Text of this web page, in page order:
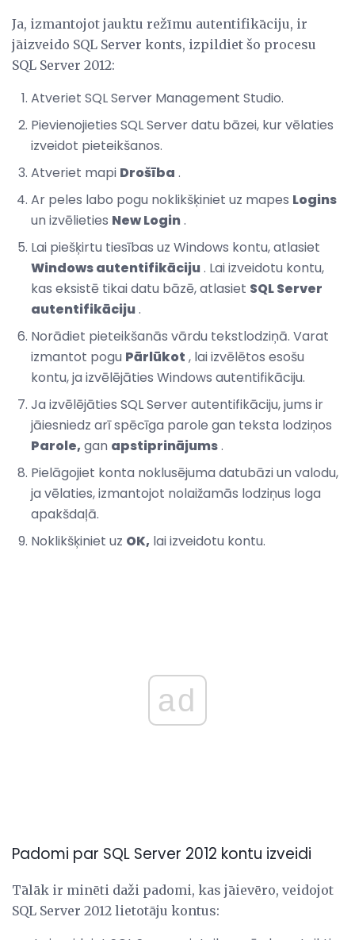
Ja, izmantojot jauktu režīmu autentifikāciju, ir
jāizveido SQL Server konts, izpildiet šo procesu
SQL Server 2012:
Atveriet SQL Server Management Studio.
Pievienojieties SQL Server datu bāzei, kur vēlaties
izveidot pieteikšanos.
Atveriet mapi Drošība .
Ar peles labo pogu noklikšķiniet uz mapes Logins
un izvēlieties New Login.
Lai piešķirtu tiesības uz Windows kontu, atlasiet
Windows autentifikāciju. Lai izveidotu kontu,
kas eksistē tikai datu bāzē, atlasiet SQL Server
autentifikāciju.
Norādiet pieteikšanās vārdu tekstlodziņā. Varat
izmantot pogu Pārlūkot , lai izvēlētos esošu
kontu, ja izvēlējāties Windows autentifikāciju.
Ja izvēlējāties SQL Server autentifikāciju, jums ir
jāiesniedz arī spēcīga parole gan teksta lodziņos
Parole, gan apstiprinājums.
Pielāgojiet konta noklusējuma datubāzi un valodu,
ja vēlaties, izmantojot nolaižamās lodziņus loga
apakšdaļā.
Noklikšķiniet uz OK, lai izveidotu kontu.
ad
Padomi par SQL Server 2012 kontu izveidi
Tālāk ir minēti daži padomi, kas jāievēro, veidojot
SQL Server 2012 lietotāju kontus: